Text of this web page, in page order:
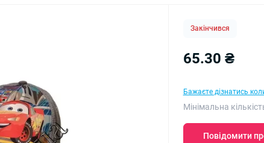
Закінчився
65.30 ₴
Бажаєте дізнатись
Мінімальна
Повідомити